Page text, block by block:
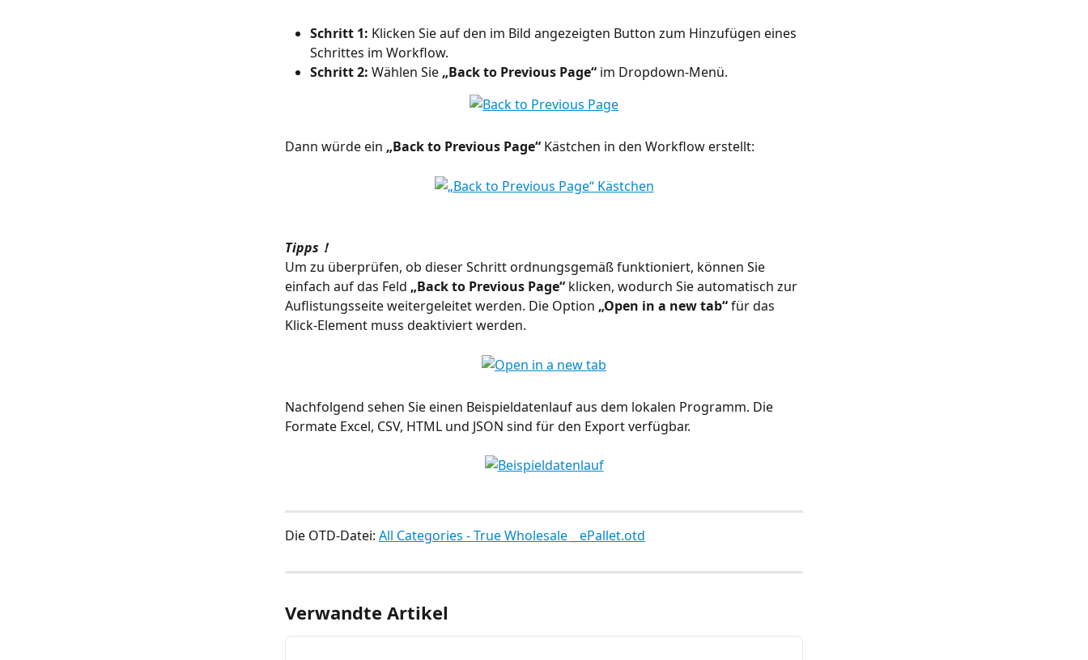
Schritt 1: Klicken Sie auf den im Bild angezeigten Button zum Hinzufügen eines
Schrittes im Workflow.
Schritt 2: Wählen Sie „Back to Previous Page“ im Dropdown-Menü.
Dann würde ein „Back to Previous Page“ Kästchen in den Workflow erstellt:
Tipps！
Um zu überprüfen, ob dieser Schritt ordnungsgemäß funktioniert, können Sie
einfach auf das Feld „Back to Previous Page“ klicken, wodurch Sie automatisch zur
Auflistungsseite weitergeleitet werden. Die Option „Open in a new tab“ für das
Klick-Element muss deaktiviert werden.
Nachfolgend sehen Sie einen Beispieldatenlauf aus dem lokalen Programm. Die
Formate Excel, CSV, HTML und JSON sind für den Export verfügbar.
Die OTD-Datei: All Categories - True Wholesale _ ePallet.otd
Verwandte Artikel